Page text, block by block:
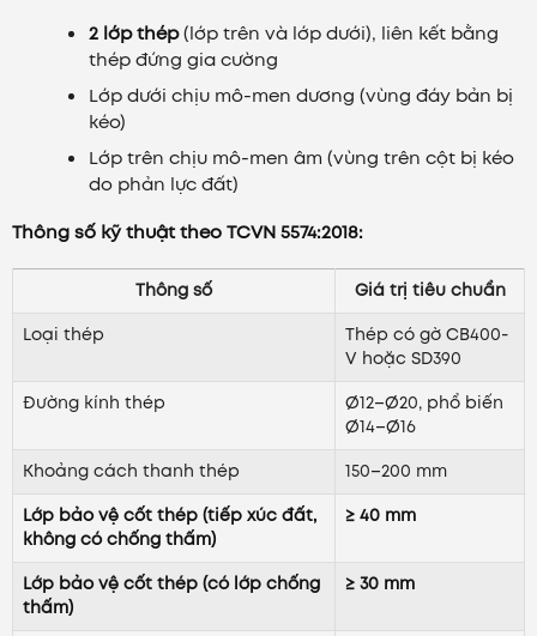
2 lớp thép(lớp trên và lớp dưới), liên kết bằng
thép đứng gia cường
Lớp dưới chịu mô-men dương (vùng đáy bản bị
kéo)
Lớp trên chịu mô-men âm (vùng trên cột bị kéo
do phản lực đất)
Thông số kỹ thuật theo TCVN 5574:2018:
Thông số
Giá trị tiêu chuẩn
Loại thép
Thép có gờ CB400-
V hoặc SD390
Đường kính thép
Ø12–Ø20, phổ biến
Ø14–Ø16
Khoảng cách thanh thép
150–200 mm
Lớp bảo vệ cốt thép (tiếp xúc đất,
không có chống thấm)
≥ 40 mm
Lớp bảo vệ cốt thép (có lớp chống
thấm)
≥ 30 mm